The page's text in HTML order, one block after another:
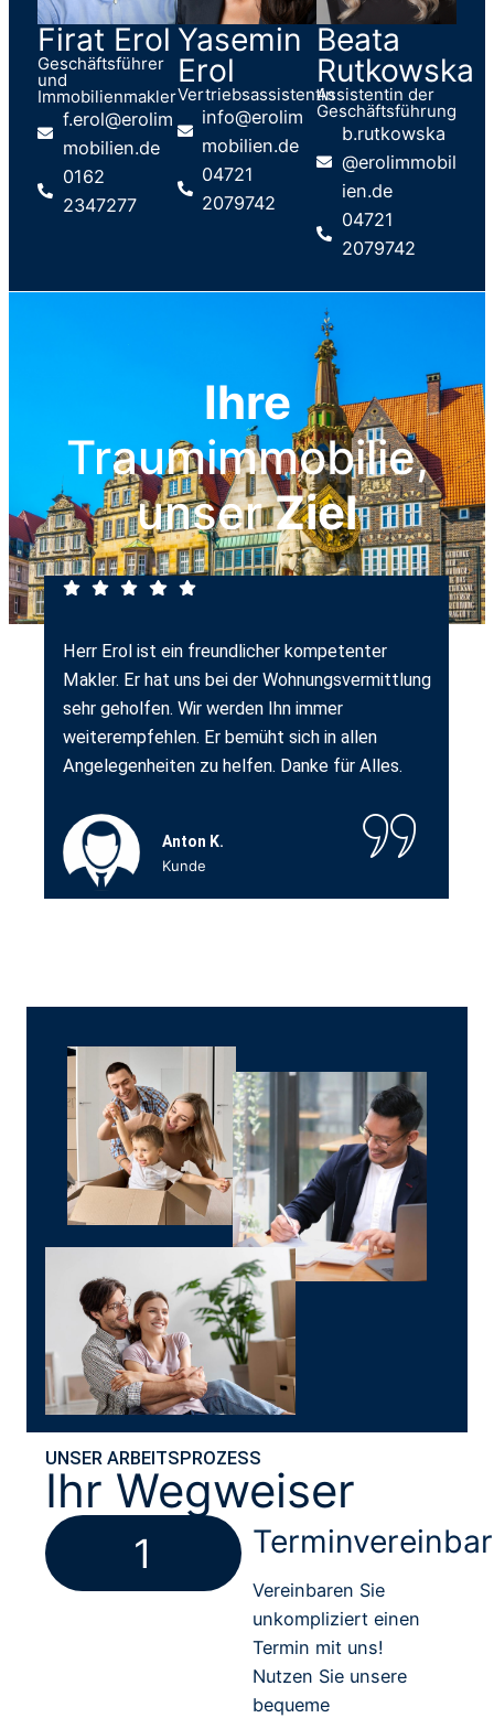
Firat Erol​
Geschäftsführer
und
Immobilienmakler
f.erol@erolim
mobilien.de
0162
2347277
Yasemin
Erol
Vertriebsassistentin
info@erolim
mobilien.de
04721
2079742
Beata
Rutkowska
Assistentin der
Geschäftsführung
b.rutkowska
@erolimmobil
ien.de
04721
2079742
Ihre
Traumimmobilie,
unserZiel
Herr Erol ist ein freundlicher kompetenter
Makler. Er hat uns bei der Wohnungsvermittlung
sehr geholfen. Wir werden Ihn immer
weiterempfehlen. Er bemüht sich in allen
Angelegenheiten zu helfen. Danke für Alles.
Anton K.
Kunde
UNSER ARBEITSPROZESS
Ihr Wegweiser
1
Vereinbaren Sie
unkompliziert einen
Termin mit uns!
Nutzen Sie unsere
bequeme